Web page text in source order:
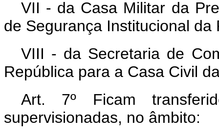
VII - da Casa Militar da
de Segurança Institucional
VIII - da Secretaria de
República para a Casa Civil
Art. 7º Ficam
supervisionadas, no âmbito: